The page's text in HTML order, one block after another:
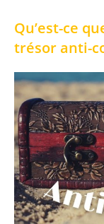
Qu’est-ce
trésor anti-